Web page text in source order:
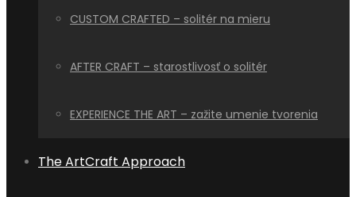
CUSTOM CRAFTED – solitér na mieru
AFTER CRAFT – starostlivosť o solitér
EXPERIENCE THE ART – zažite umenie tvorenia
The ArtCraft Approach